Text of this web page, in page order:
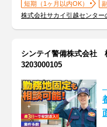
短期（1ヶ月以内OK）
株式会社サカイ引越センター
シンテイ警備株式会社
3203000105